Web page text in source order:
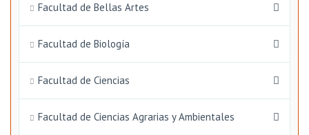
Facultad de Bellas Artes
Facultad de Biología
Facultad de Ciencias
Facultad de Ciencias Agrarias y Ambientales